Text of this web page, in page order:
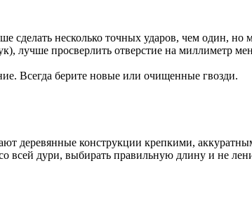
сделать несколько точных ударов, чем один,
лучше просверлить отверстие на миллиметр
Всегда берите новые или очищенные гвозди.
деревянные конструкции крепкими,
дури, выбирать правильную длину и не